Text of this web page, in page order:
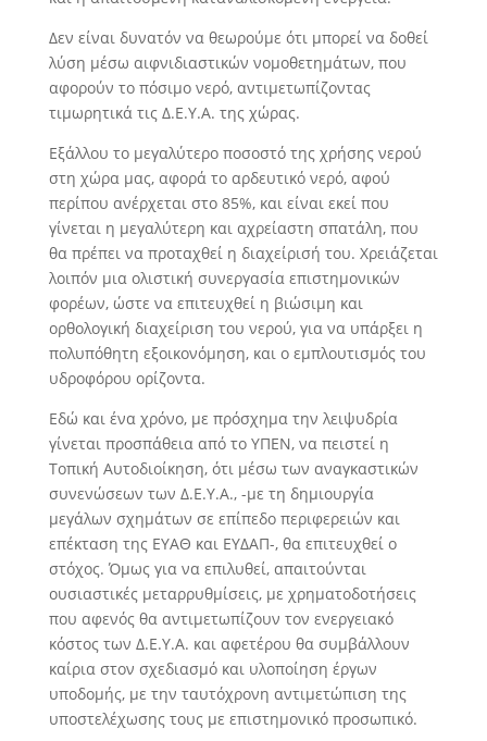
Δεν είναι δυνατόν να θεωρούμε ότι μπορεί να δοθεί
λύση μέσω αιφνιδιαστικών νομοθετημάτων, που
αφορούν το πόσιμο νερό, αντιμετωπίζοντας
τιμωρητικά τις Δ.Ε.Υ.Α. της χώρας.
Εξάλλου το μεγαλύτερο ποσοστό της χρήσης νερού
στη χώρα μας, αφορά το αρδευτικό νερό, αφού
περίπου ανέρχεται στο 85%, και είναι εκεί που
γίνεται η μεγαλύτερη και αχρείαστη σπατάλη, που
θα πρέπει να προταχθεί η διαχείρισή του. Χρειάζεται
λοιπόν μια ολιστική συνεργασία επιστημονικών
φορέων, ώστε να επιτευχθεί η βιώσιμη και
ορθολογική διαχείριση του νερού, για να υπάρξει η
πολυπόθητη εξοικονόμηση, και ο εμπλουτισμός του
υδροφόρου ορίζοντα.
Εδώ και ένα χρόνο, με πρόσχημα την λειψυδρία
γίνεται προσπάθεια από το ΥΠΕΝ, να πειστεί η
Τοπική Αυτοδιοίκηση, ότι μέσω των αναγκαστικών
συνενώσεων των Δ.Ε.Υ.Α., -με τη δημιουργία
μεγάλων σχημάτων σε επίπεδο περιφερειών και
επέκταση της ΕΥΑΘ και ΕΥΔΑΠ-, θα επιτευχθεί ο
στόχος. Όμως για να επιλυθεί, απαιτούνται
ουσιαστικές μεταρρυθμίσεις, με χρηματοδοτήσεις
που αφενός θα αντιμετωπίζουν τον ενεργειακό
κόστος των Δ.Ε.Υ.Α. και αφετέρου θα συμβάλλουν
καίρια στον σχεδιασμό και υλοποίηση έργων
υποδομής, με την ταυτόχρονη αντιμετώπιση της
υποστελέχωσης τους με επιστημονικό προσωπικό.